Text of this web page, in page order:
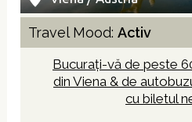
Travel Mood:Activ
Bucurați-vă de peste
din Viena & de
cu biletul